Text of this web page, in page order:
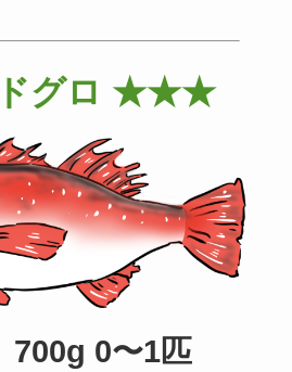
グロ ★★★
0〜1匹